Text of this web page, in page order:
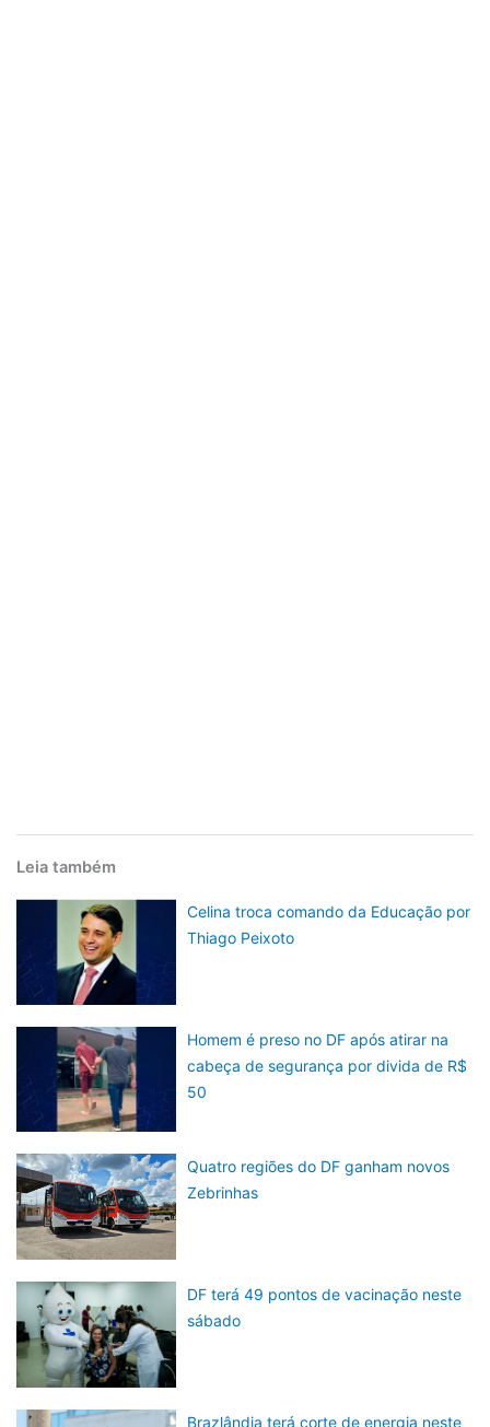
Leia também
Celina troca comando da Educação por
Thiago Peixoto
Homem é preso no DF após atirar na
cabeça de segurança por divida de R$
50
Quatro regiões do DF ganham novos
Zebrinhas
DF terá 49 pontos de vacinação neste
sábado
Brazlândia terá corte de energia neste